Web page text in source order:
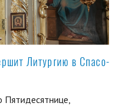
Литургию в Спасо-